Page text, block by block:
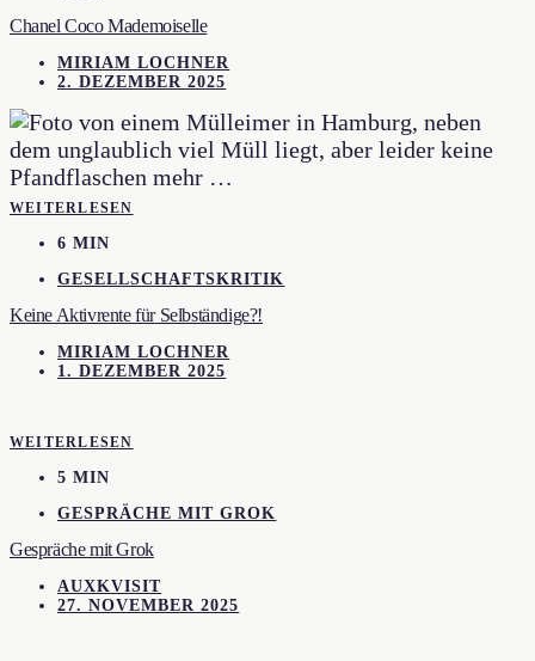
Chanel Coco Mademoiselle
MIRIAM LOCHNER
2. DEZEMBER 2025
WEITERLESEN
6 MIN
GESELLSCHAFTSKRITIK
Keine Aktivrente für Selbständige?!
MIRIAM LOCHNER
1. DEZEMBER 2025
WEITERLESEN
5 MIN
GESPRÄCHE MIT GROK
Gespräche mit Grok
AUXKVISIT
27. NOVEMBER 2025